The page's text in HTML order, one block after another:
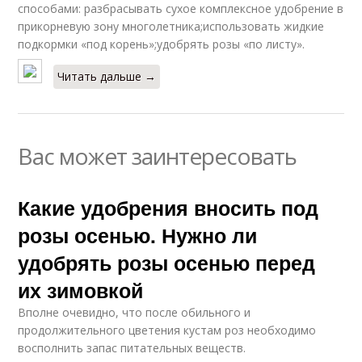
способами: разбрасывать сухое комплексное удобрение в
прикорневую зону многолетника;использовать жидкие
подкормки «под корень»;удобрять розы «по листу».
Читать дальше →
Вас может заинтересовать
Какие удобрения вносить под
розы осенью. Нужно ли
удобрять розы осенью перед
их зимовкой
Вполне очевидно, что после обильного и
продолжительного цветения кустам роз необходимо
восполнить запас питательных веществ.